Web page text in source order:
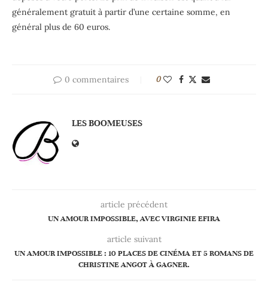
généralement gratuit à partir d’une certaine somme, en
général plus de 60 euros.
0 commentaires 0
LES BOOMEUSES
article précédent
UN AMOUR IMPOSSIBLE, AVEC VIRGINIE EFIRA
article suivant
UN AMOUR IMPOSSIBLE : 10 PLACES DE CINÉMA ET 5 ROMANS DE
CHRISTINE ANGOT À GAGNER.